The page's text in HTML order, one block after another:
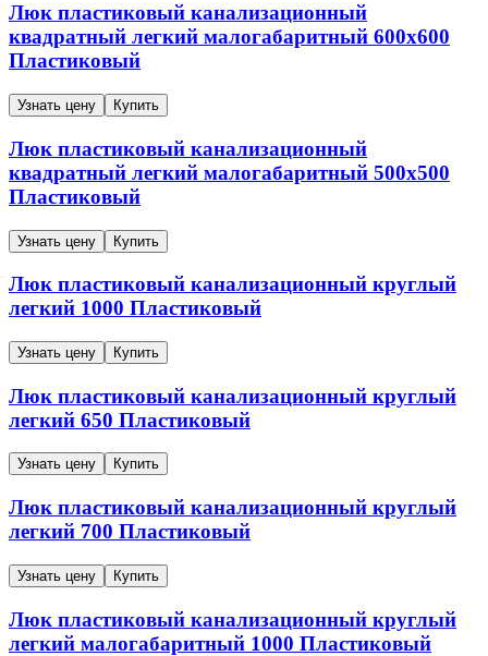
Люк пластиковый канализационный
квадратный легкий малогабаритный 600х600
Пластиковый
Узнать цену Купить
Люк пластиковый канализационный
квадратный легкий малогабаритный 500х500
Пластиковый
Узнать цену Купить
Люк пластиковый канализационный круглый
легкий 1000 Пластиковый
Узнать цену Купить
Люк пластиковый канализационный круглый
легкий 650 Пластиковый
Узнать цену Купить
Люк пластиковый канализационный круглый
легкий 700 Пластиковый
Узнать цену Купить
Люк пластиковый канализационный круглый
легкий малогабаритный 1000 Пластиковый